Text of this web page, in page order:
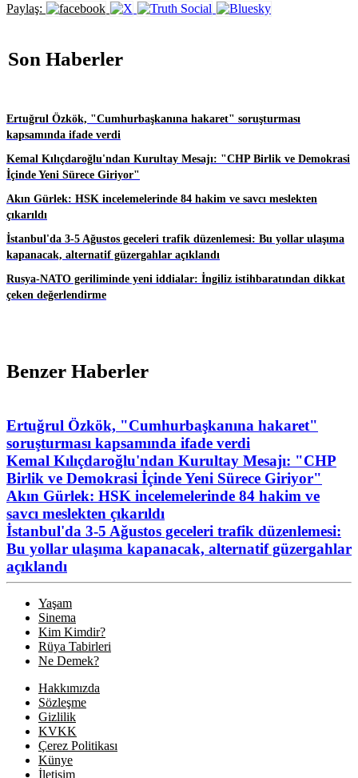
Paylaş:
Son Haberler
Ertuğrul Özkök, "Cumhurbaşkanına hakaret" soruşturması
kapsamında ifade verdi
Kemal Kılıçdaroğlu'ndan Kurultay Mesajı: "CHP Birlik ve Demokrasi
İçinde Yeni Sürece Giriyor"
Akın Gürlek: HSK incelemelerinde 84 hakim ve savcı meslekten
çıkarıldı
İstanbul'da 3-5 Ağustos geceleri trafik düzenlemesi: Bu yollar ulaşıma
kapanacak, alternatif güzergahlar açıklandı
Rusya-NATO geriliminde yeni iddialar: İngiliz istihbaratından dikkat
çeken değerlendirme
Benzer Haberler
Ertuğrul Özkök, "Cumhurbaşkanına hakaret"
soruşturması kapsamında ifade verdi
Kemal Kılıçdaroğlu'ndan Kurultay Mesajı: "CHP
Birlik ve Demokrasi İçinde Yeni Sürece Giriyor"
Akın Gürlek: HSK incelemelerinde 84 hakim ve
savcı meslekten çıkarıldı
İstanbul'da 3-5 Ağustos geceleri trafik düzenlemesi:
Bu yollar ulaşıma kapanacak, alternatif güzergahlar
açıklandı
Yaşam
Sinema
Kim Kimdir?
Rüya Tabirleri
Ne Demek?
Hakkımızda
Sözleşme
Gizlilik
KVKK
Çerez Politikası
Künye
İletişim